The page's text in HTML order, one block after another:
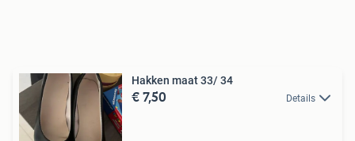
Hakken maat 33/ 34
€ 7,50 Details